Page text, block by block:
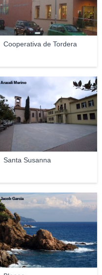
Cooperativa de Tordera
Santa Susanna
Araceli Merino
Jacob Garcia